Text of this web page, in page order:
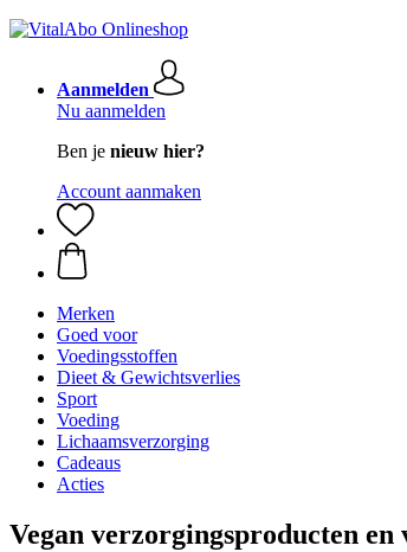
Aanmelden
Nu aanmelden
Ben je nieuw hier?
Account aanmaken
Merken
Goed voor
Voedingsstoffen
Dieet & Gewichtsverlies
Sport
Voeding
Lichaamsverzorging
Cadeaus
Acties
Vegan verzorgingsproducten en